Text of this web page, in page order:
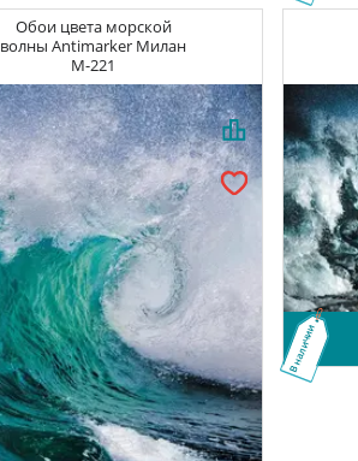
Обои цвета морской
волныAntimarker Милан
M-221
В наличии